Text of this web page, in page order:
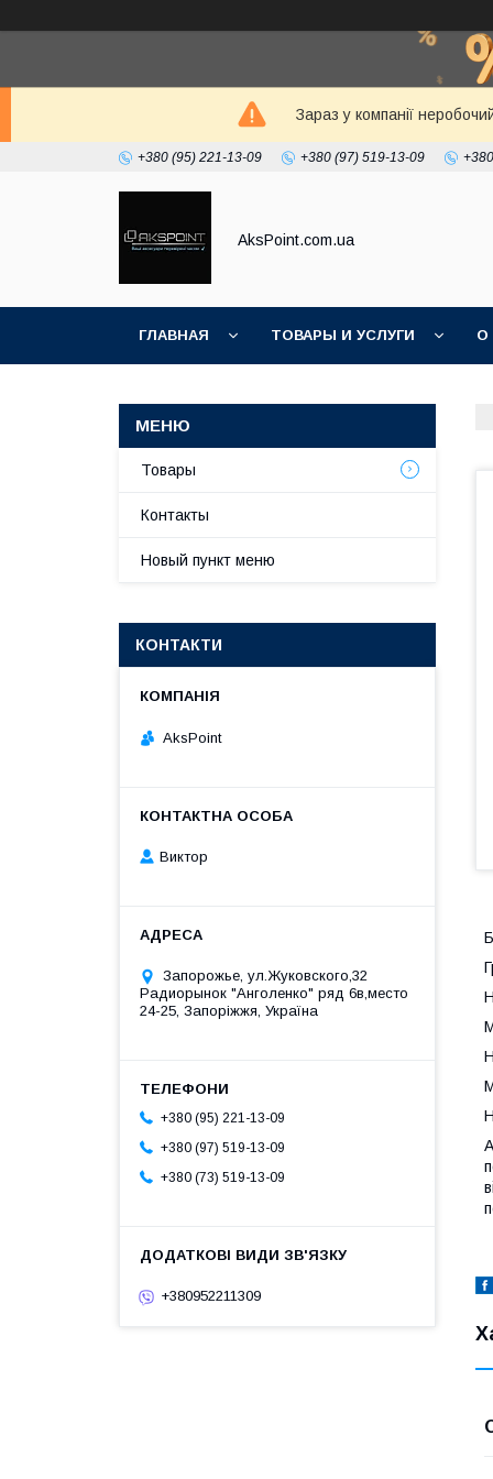
Зараз у компанії
+380 (95) 221-13-09 +380 (97) 519-13-09
AksPoint.com.ua
ГЛАВНАЯ ТОВАРЫ И УСЛУГИ О
Товары
Контакты
Новый пункт меню
КОНТАКТИ
AksPoint
Виктор
Запорожье, ул.Жуковского,32
Радиорынок "Анголенко" ряд 6в,место
24-25, Запоріжжя, Україна
+380 (95) 221-13-09
+380 (97) 519-13-09
+380 (73) 519-13-09
+380952211309